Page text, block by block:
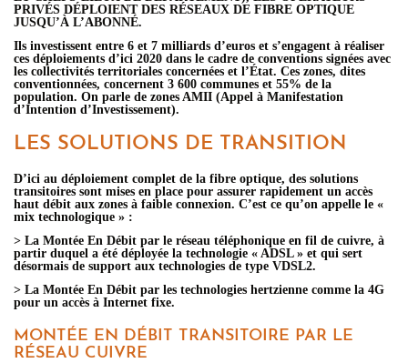
PRIVÉS DÉPLOIENT DES RÉSEAUX DE FIBRE OPTIQUE
JUSQU’À L’ABONNÉ.
Ils investissent entre 6 et 7 milliards d’euros et s’engagent à réaliser
ces déploiements d’ici 2020 dans le cadre de conventions signées avec
les collectivités territoriales concernées et l’État. Ces zones, dites
conventionnées, concernent 3 600 communes et 55% de la
population. On parle de zones AMII (Appel à Manifestation
d’Intention d’Investissement).
LES SOLUTIONS DE TRANSITION
D’ici au déploiement complet de la fibre optique, des solutions
transitoires sont mises en place pour assurer rapidement un accès
haut débit aux zones à faible connexion. C’est ce qu’on appelle le «
mix technologique » :
> La Montée En Débit par le réseau téléphonique en fil de cuivre, à
partir duquel a été déployée la technologie « ADSL » et qui sert
désormais de support aux technologies de type VDSL2.
> La Montée En Débit par les technologies hertzienne comme la 4G
pour un accès à Internet fixe.
MONTÉE EN DÉBIT TRANSITOIRE PAR LE
RÉSEAU CUIVRE